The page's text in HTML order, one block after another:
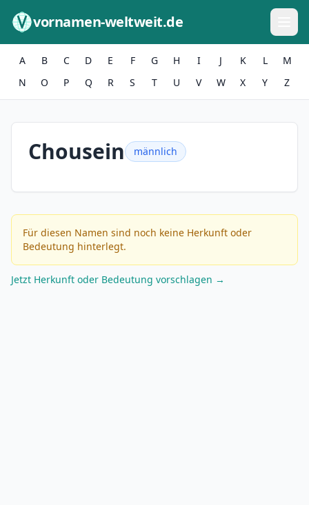
vornamen-weltweit.de
A B C D E F G H I J K L
M
N
O P Q R S T U V W X Y Z
Chousein männlich
Für diesen Namen sind noch keine Herkunft oder
Bedeutung hinterlegt.
Jetzt Herkunft oder Bedeutung vorschlagen →